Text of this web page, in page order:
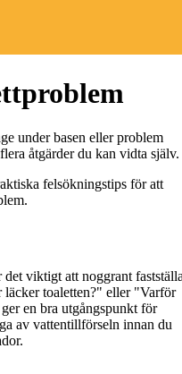
under basen eller problem
åtgärder du kan vidta själv.
felsökningstips för att
viktigt att noggrant
toaletten?" eller "Varför
en bra utgångspunkt för
av vattentillförseln innan du